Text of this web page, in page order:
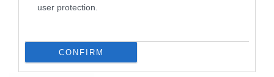
user protection.
CONFIRM